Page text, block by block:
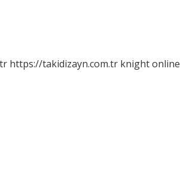
https://takidizayn.com.tr knight online